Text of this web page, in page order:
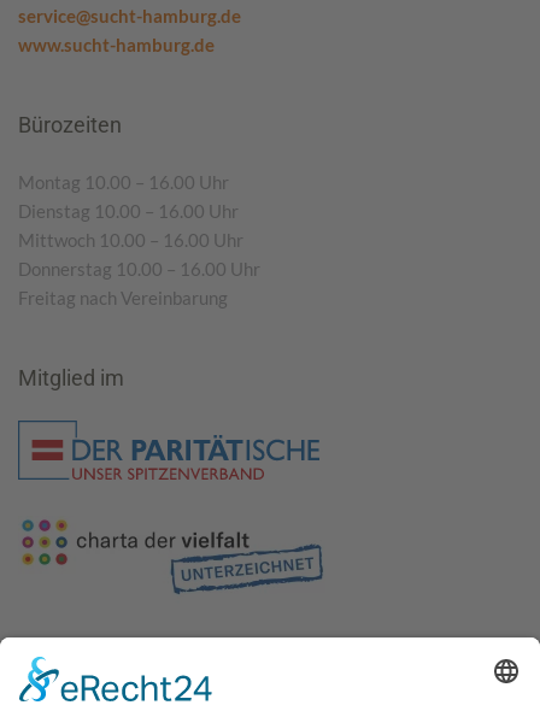
service@sucht-hamburg.de
www.sucht-hamburg.de
Bürozeiten
Montag 10.00 – 16.00 Uhr
Dienstag 10.00 – 16.00 Uhr
Mittwoch 10.00 – 16.00 Uhr
Donnerstag 10.00 – 16.00 Uhr
Freitag nach Vereinbarung
Mitglied im